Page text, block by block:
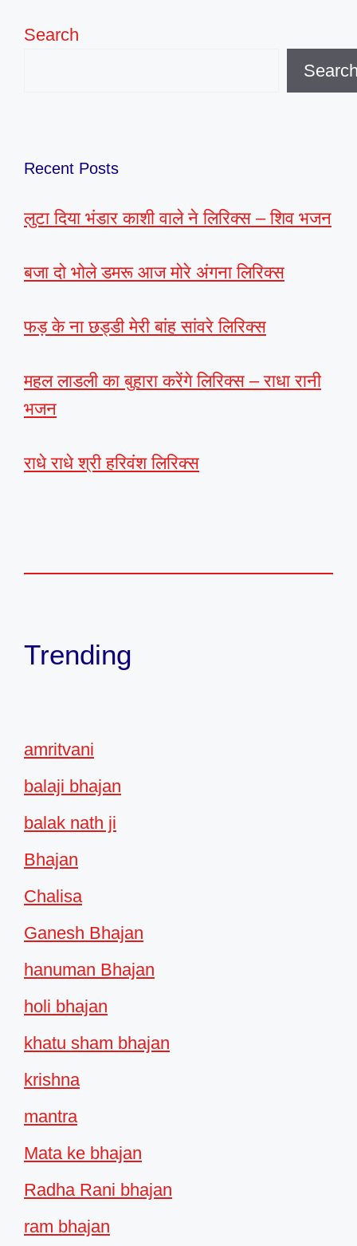
Search
Recent Posts
लुटा दिया भंडार काशी वाले ने लिरिक्स – शिव भजन
बजा दो भोले डमरू आज मोरे अंगना लिरिक्स
फड़ के ना छड्डी मेरी बांह सांवरे लिरिक्स
महल लाडली का बुहारा करेंगे लिरिक्स – राधा रानी
भजन
राधे राधे श्री हरिवंश लिरिक्स
Trending
amritvani
balaji bhajan
balak nath ji
Bhajan
Chalisa
Ganesh Bhajan
hanuman Bhajan
holi bhajan
khatu sham bhajan
krishna
mantra
Mata ke bhajan
Radha Rani bhajan
ram bhajan